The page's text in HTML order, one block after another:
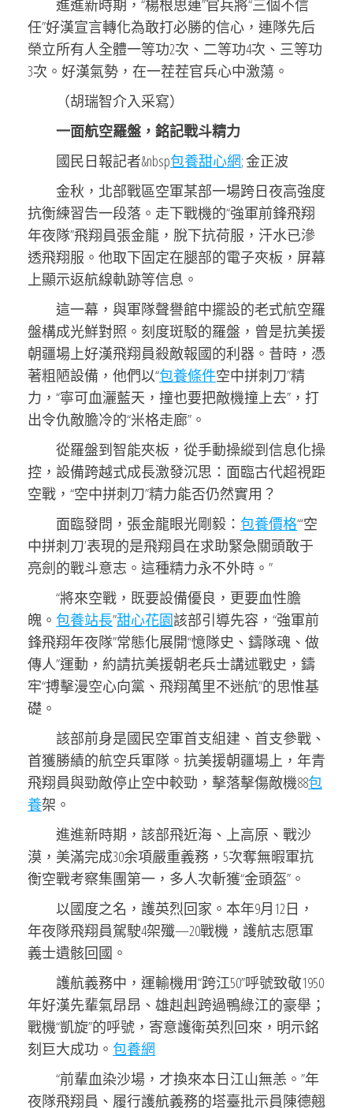
進進新時期，“楊根思連”官兵將“三個不信
任”好漢宣言轉化為敢打必勝的信心，連隊先后
榮立所有人全體一等功2次、二等功4次、三等功
3次。好漢氣勢，在一茬茬官兵心中激蕩。
（胡瑞智介入采寫）
一面航空羅盤，銘記戰斗精力
國民日報記者&nbsp包養甜心網; 金正波
金秋，北部戰區空軍某部一場跨日夜高強度
抗衡練習告一段落。走下戰機的“強軍前鋒飛翔
年夜隊”飛翔員張金龍，脫下抗荷服，汗水已滲
透飛翔服。他取下固定在腿部的電子夾板，屏幕
上顯示返航線軌跡等信息。
這一幕，與軍隊聲譽館中擺設的老式航空羅
盤構成光鮮對照。刻度斑駁的羅盤，曾是抗美援
朝疆場上好漢飛翔員殺敵報國的利器。昔時，憑
著粗陋設備，他們以“包養條件空中拼刺刀”精
力，“寧可血灑藍天，撞也要把敵機撞上去”，打
出令仇敵膽冷的“米格走廊”。
從羅盤到智能夾板，從手動操縱到信息化操
控，設備跨越式成長激發沉思：面臨古代超視距
空戰，“空中拼刺刀”精力能否仍然實用？
面臨發問，張金龍眼光剛毅： 包養價格“‘空
中拼刺刀’表現的是飛翔員在求助緊急關頭敢于
亮劍的戰斗意志。這種精力永不外時。”
“將來空戰，既要設備優良，更要血性膽
魄。 包養站長”甜心花園該部引導先容，“強軍前
鋒飛翔年夜隊”常態化展開“憶隊史、鑄隊魂、做
傳人”運動，約請抗美援朝老兵士講述戰史，鑄
牢“搏擊漫空心向黨、飛翔萬里不迷航”的思惟基
礎。
該部前身是國民空軍首支組建、首支參戰、
首獲勝績的航空兵軍隊。抗美援朝疆場上，年青
飛翔員與勁敵停止空中較勁，擊落擊傷敵機88包
養架。
進進新時期，該部飛近海、上高原、戰沙
漠，美滿完成30余項嚴重義務，5次奪無暇軍抗
衡空戰考察集團第一，多人次斬獲“金頭盔”。
以國度之名，護英烈回家。本年9月12日，
年夜隊飛翔員駕駛4架殲—20戰機，護航志愿軍
義士遺骸回國。
護航義務中，運輸機用“跨江50”呼號致敬1950
年好漢先輩氣昂昂、雄赳赳跨過鴨綠江的豪舉；
戰機“凱旋”的呼號，寄意護衛英烈回來，明示銘
刻巨大成功。 包養網
“前輩血染沙場，才換來本日江山無恙。”年
夜隊飛翔員、履行護航義務的塔臺批示員陳德翹